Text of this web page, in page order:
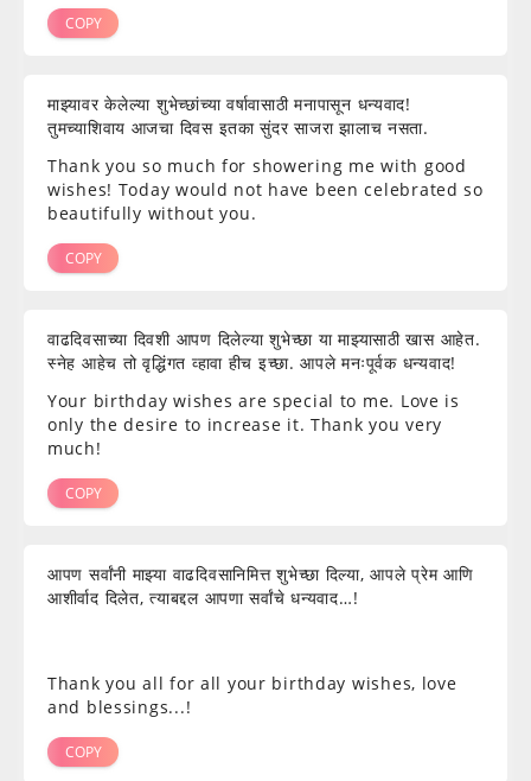
COPY
माझ्यावर केलेल्या शुभेच्छांच्या वर्षावासाठी मनापासून धन्यवाद!
तुमच्याशिवाय आजचा दिवस इतका सुंदर साजरा झालाच नसता.
Thank you so much for showering me with good
wishes! Today would not have been celebrated so
beautifully without you.
COPY
वाढदिवसाच्या दिवशी आपण दिलेल्या शुभेच्छा या माझ्यासाठी खास आहेत.
स्नेह आहेच तो वृद्धिंगत व्हावा हीच इच्छा. आपले मनःपूर्वक धन्यवाद!
Your birthday wishes are special to me. Love is
only the desire to increase it. Thank you very
much!
COPY
आपण सर्वांनी माझ्या वाढदिवसानिमित्त शुभेच्छा दिल्या, आपले प्रेम आणि
आशीर्वाद दिलेत, त्याबद्दल आपणा सर्वांचे धन्यवाद…!
Thank you all for all your birthday wishes, love
and blessings...!
COPY